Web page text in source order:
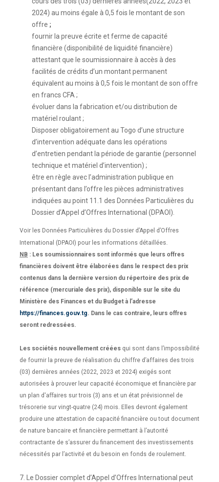
2024) au moins égale à 0,5 fois le montant de son
offre ;
fournir la preuve écrite et ferme de capacité
financière (disponibilité de liquidité financière)
attestant que le soumissionnaire à accès à des
facilités de crédits d’un montant permanent
équivalent au moins à 0,5 fois le montant de son offre
en francs CFA ;
évoluer dans la fabrication et/ou distribution de
matériel roulant ;
Disposer obligatoirement au Togo d’une structure
d’intervention adéquate dans les opérations
d’entretien pendant la période de garantie (personnel
technique et matériel d’intervention) ;
être en règle avec l’administration publique en
présentant dans l’offre les pièces administratives
indiquées au point 11.1 des Données Particulières du
Dossier d’Appel d’Offres International (DPAOI).
Voir les Données Particulières du Dossier d’Appel d’Offres
International (DPAOI) pour les informations détaillées.
NB : Les soumissionnaires sont informés que leurs offres
financières doivent être élaborées dans le respect des prix
contenus dans la dernière version du répertoire des prix de
référence (mercuriale des prix), disponible sur le site du
Ministère des Finances et du Budget à l’adresse
https://finances.gouv.tg. Dans le cas contraire, leurs offres
seront redressées.
Les sociétés nouvellement créées qui sont dans l’impossibilité
de fournir la preuve de réalisation du chiffre d’affaires des trois
(03) dernières années (2022, 2023 et 2024) exigés sont
autorisées à prouver leur capacité économique et financière par
un plan d'aﬀaires sur trois (3) ans et un état prévisionnel de
trésorerie sur vingt-quatre (24) mois. Elles devront également
produire une attestation de capacité financière ou tout document
de nature bancaire et financière permettant à l’autorité
contractante de s’assurer du financement des investissements
nécessités par l’activité et du besoin en fonds de roulement.
7. Le Dossier complet d’Appel d’Offres International peut